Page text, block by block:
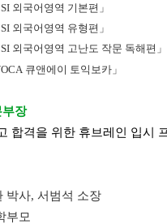
외국어영역 기본편」
외국어영역 유형편」
외국어영역 고난도 작문 독해편」
큐앤에이 토익보카」
부장
합격을 위한 휴브레인 입시
박사, 서범석 소장
부모